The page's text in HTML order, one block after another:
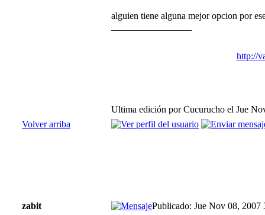
alguien tiene alguna mejor opcion por
http://
Ultima edición por Cucurucho el Jue
Volver arriba
zabit Publicado: Jue Nov 08, 2007